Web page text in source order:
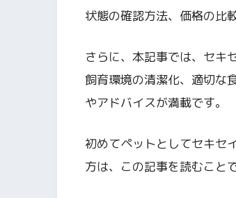
状態の確認方法、価格の比
さらに、本記事では、セキ
飼育環境の清潔化、適切な
やアドバイスが満載です。
初めてペットとしてセキセ
方は、この記事を読むこと